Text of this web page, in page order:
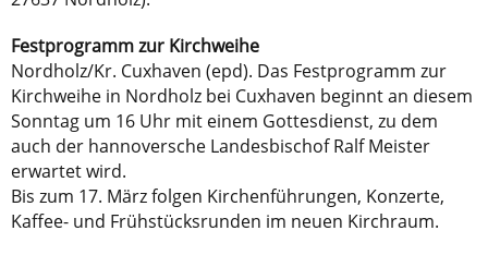
Festprogramm zur Kirchweihe
Nordholz/Kr. Cuxhaven (epd). Das Festprogramm zur
Kirchweihe in Nordholz bei Cuxhaven beginnt an diesem
Sonntag um 16 Uhr mit einem Gottesdienst, zu dem
auch der hannoversche Landesbischof Ralf Meister
erwartet wird.
Bis zum 17. März folgen Kirchenführungen, Konzerte,
Kaffee- und Frühstücksrunden im neuen Kirchraum.